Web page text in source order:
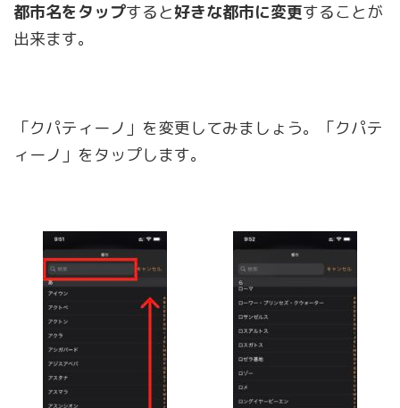
都市名をタップすると好きな都市に変更することが
出来ます。
「クパティーノ」を変更してみましょう。「クパテ
ィーノ」をタップします。